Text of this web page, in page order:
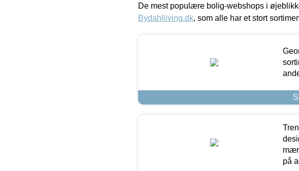
De mest populære bolig-webshops i
Bydahlliving.dk, som alle har et stort
på